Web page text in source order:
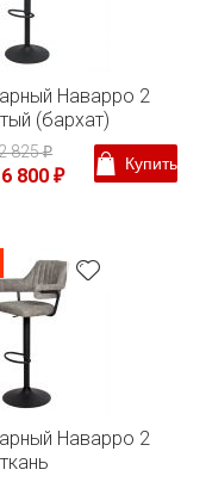
Наварро 2
(бархат)
825₽
800₽
Купить
Наварро 2